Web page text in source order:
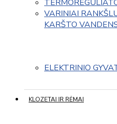
VARINIAI
KARŠTO
ELEKTRINIO
KLOZETAI IR RĖMAI